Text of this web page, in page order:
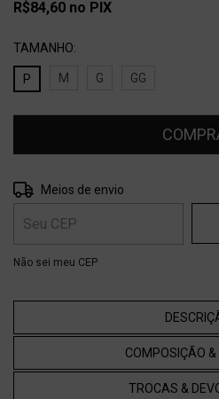
R$84,60 no PIX
TAMANHO:
P
M G GG
Entregas para o CEP:
Meios de envio
Não sei meu CEP
COMPOSIÇÃO
TROCAS &